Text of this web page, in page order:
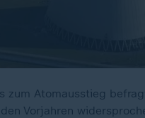
zum Atomausstieg
Vorjahren